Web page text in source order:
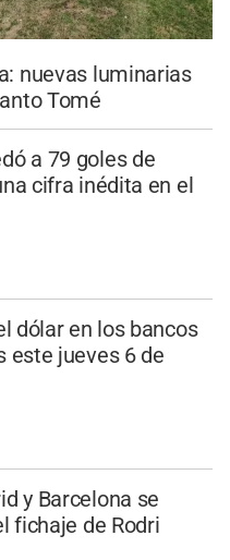
nuevas luminarias
Tomé
a 79 goles de
cifra inédita en el
dólar en los bancos
este jueves 6 de
y Barcelona se
fichaje de Rodri